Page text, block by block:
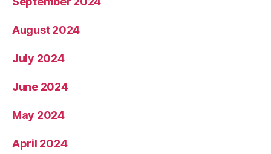
August 2024
July 2024
June 2024
May 2024
April 2024